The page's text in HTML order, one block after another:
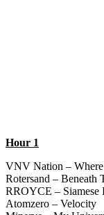
Hour 1
VNV Nation –
Rotersand – Beneath
RROYCE – Siamese
Atomzero – Velocity